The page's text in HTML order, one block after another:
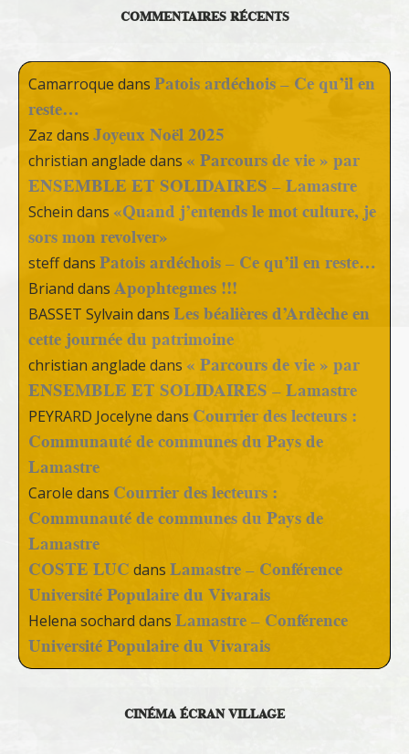
COMMENTAIRES RÉCENTS
Camarroque dans Patois ardéchois – Ce qu’il en
reste…
Zaz dans Joyeux Noël 2025
christian anglade dans « Parcours de vie » par
ENSEMBLE ET SOLIDAIRES – Lamastre
Schein dans «Quand j’entends le mot culture, je
sors mon revolver»
steffdans Patois ardéchois – Ce qu’il en reste…
Briand dans Apophtegmes !!!
BASSET Sylvain dans Les béalières d’Ardèche en
cette journée du patrimoine
christian anglade dans « Parcours de vie » par
ENSEMBLE ET SOLIDAIRES – Lamastre
PEYRARD Jocelyne dans Courrier des lecteurs :
Communauté de communes du Pays de
Lamastre
Carole dans Courrier des lecteurs :
Communauté de communes du Pays de
Lamastre
COSTE LUC dans Lamastre – Conférence
Université Populaire du Vivarais
Helena sochard dans Lamastre – Conférence
Université Populaire du Vivarais
CINÉMA ÉCRAN VILLAGE